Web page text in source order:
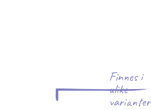
Finnes i
ulike
varianter